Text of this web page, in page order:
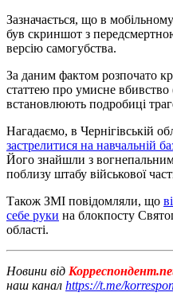
Зазначається, що в
був скриншот з
версію самогубства.
За даним фактом розпочато
статтею про умисне
встановлюють подробиці
Нагадаємо, в Чернігівській
застрелитися на навчальній
Його знайшли з
поблизу штабу військової
Також ЗМІ повідомляли, що
себе руки на блокпосту
області.
Новини від
наш канал https://t.me/